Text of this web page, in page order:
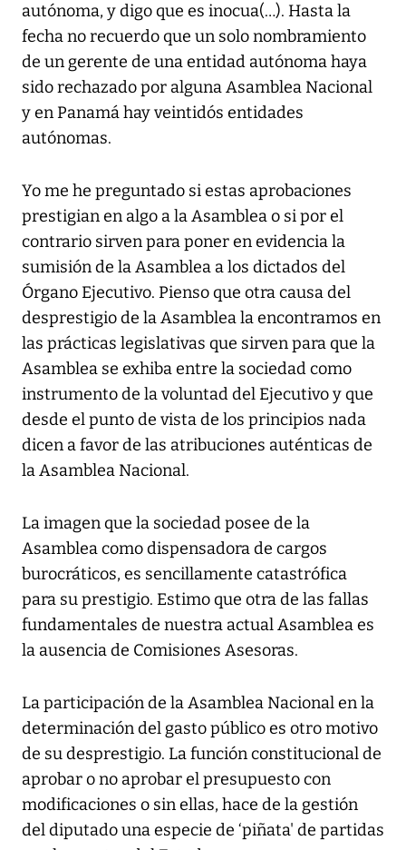
autónoma, y digo que es inocua(…). Hasta la
fecha no recuerdo que un solo nombramiento
de un gerente de una entidad autónoma haya
sido rechazado por alguna Asamblea Nacional
y en Panamá hay veintidós entidades
autónomas.
Yo me he preguntado si estas aprobaciones
prestigian en algo a la Asamblea o si por el
contrario sirven para poner en evidencia la
sumisión de la Asamblea a los dictados del
Órgano Ejecutivo. Pienso que otra causa del
desprestigio de la Asamblea la encontramos en
las prácticas legislativas que sirven para que la
Asamblea se exhiba entre la sociedad como
instrumento de la voluntad del Ejecutivo y que
desde el punto de vista de los principios nada
dicen a favor de las atribuciones auténticas de
la Asamblea Nacional.
La imagen que la sociedad posee de la
Asamblea como dispensadora de cargos
burocráticos, es sencillamente catastrófica
para su prestigio. Estimo que otra de las fallas
fundamentales de nuestra actual Asamblea es
la ausencia de Comisiones Asesoras.
La participación de la Asamblea Nacional en la
determinación del gasto público es otro motivo
de su desprestigio. La función constitucional de
aprobar o no aprobar el presupuesto con
modificaciones o sin ellas, hace de la gestión
del diputado una especie de ‘piñata' de partidas